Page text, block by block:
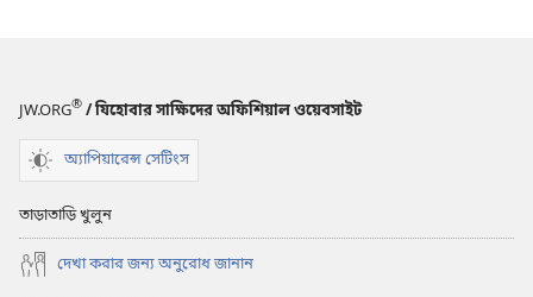
JW.ORG® / যিহোবার সাক্ষিদের অফিশিয়াল ওয়েবসাইট
অ্যাপিয়ারেন্স সেটিংস
তাড়াতাড়ি খুলুন
দেখা করার জন্য অনুরোধ জানান